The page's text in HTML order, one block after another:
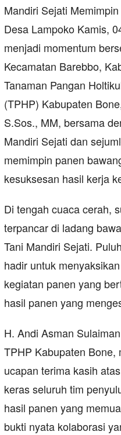
Mandiri Sejati
Desa Lampoko Kamis,
menjadi momentum
Kecamatan Barebbo,
Tanaman Pangan
(TPHP) Kabupaten
S.Sos., MM, bersama
Mandiri Sejati dan
memimpin panen
kesuksesan hasil kerja
Di tengah cuaca cerah,
terpancar di ladang
Tani Mandiri Sejati.
hadir untuk
kegiatan panen yang
hasil panen yang
H. Andi Asman
TPHP Kabupaten Bone,
ucapan terima kasih
keras seluruh tim
hasil panen yang
bukti nyata kolaborasi